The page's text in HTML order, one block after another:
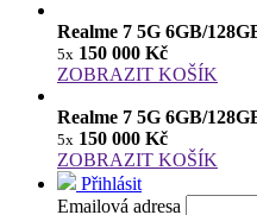
Realme 7 5G 6GB/
5x 150 000 Kč
ZOBRAZIT KOŠÍK
Realme 7 5G 6GB/
5x 150 000 Kč
ZOBRAZIT KOŠÍK
Přihlásit
Emailová adresa